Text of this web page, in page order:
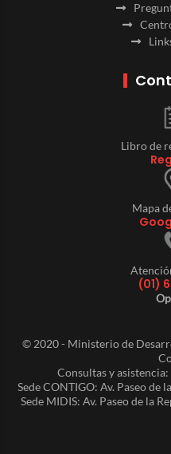
Libro de
Mapa
(01)
© 2020 - Ministerio de
Consultas y asistencia:
Sede CONTIGO: Av. Paseo de
Sede MIDIS: Av. Paseo de la